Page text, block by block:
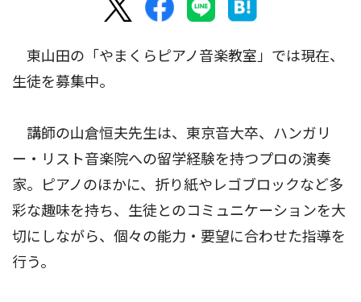
東山田の「やまくらピアノ音楽教室」では現在、
生徒を募集中。
講師の山倉恒夫先生は、東京音大卒、ハンガリ
ー・リスト音楽院への留学経験を持つプロの演奏
家。ピアノのほかに、折り紙やレゴブロックなど多
彩な趣味を持ち、生徒とのコミュニケーションを大
切にしながら、個々の能力・要望に合わせた指導を
行う。